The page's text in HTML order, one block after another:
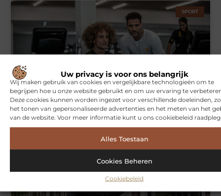
Uw privacy is voor ons belangrijk
Wij maken gebruik van cookies en vergelijkbare technologieën om te
begrijpen hoe u onze website gebruikt en om uw ervaring te
Deze cookies kunnen worden ingezet voor verschillende doeleinden,
het tonen van gepersonaliseerde advertenties en het meten van het
van de website. Voor meer informatie kunt u ons cookiebeleid
Alles Toestaan
Cookies Beheren
Cookiebeleid
SPORT
Symbiont360: Innovatieve EMS-training in Utrecht voor een
effectieve workout